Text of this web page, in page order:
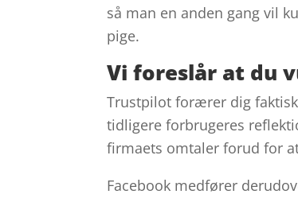
så man en anden gang vil
pige.
Vi foreslår at du
Trustpilot forærer dig
tidligere forbrugeres
firmaets omtaler forud for
Facebook medfører